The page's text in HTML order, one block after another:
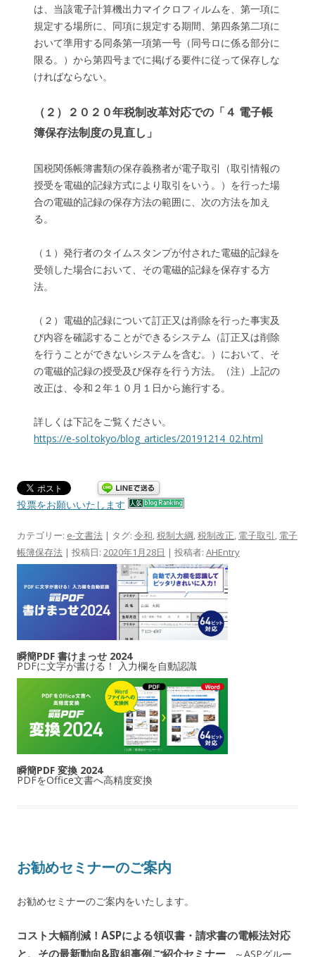
は、当該電子計算機出力マイクロフィルムを、第一項に
規定する場所に、同項に規定する期間、第四条第二項に
おいて準用する同条第一項第一号（同号ロに係る部分に
限る。）から第四号までに掲げる要件に従って保存しな
ければならない。
（２）２０２０年税制改革対応での「４ 電子帳
簿保存法制度の見直し」
国税関係帳簿書類の保存義務者が電子取引（取引情報の
授受を電磁的記録方式により取引をいう。）を行った場
合の電磁的記録の保存方法の範囲に、次の方法を加え
る。
（１）発行者のタイムスタンプが付された電磁的記録を
受領した場合において、その電磁的記録を保存する方
法。
（２）電磁的記録について訂正又は削除を行った事実及
び内容を確認することができるシステム（訂正又は削除
を行うことができないシステムを含む。）において、そ
の電磁的記録の授受及び保存を行う方法。（注）上記の
改正は、令和２年１０月１日から施行する。
詳しくは下記をご覧ください。
https://e-sol.tokyo/blog_articles/20191214_02.html
投票をお願いいたします
カテゴリー: e-文書法 | タグ: 令和,税制大綱,税制改正, 電子取引, 電子
帳簿保存法 | 投稿日: 2020年1月28日 | 投稿者: AHEntry
瞬簡PDF 書けまっせ 2024
PDFに文字が書ける！ 入力欄を自動認識
瞬簡PDF 変換 2024
PDFをOffice文書へ高精度変換
お勧めセミナーのご案内
お勧めセミナーのご案内をいたします。
コスト大幅削減！ASPによる領収書・請求書の電帳法対応
～ASPグルー